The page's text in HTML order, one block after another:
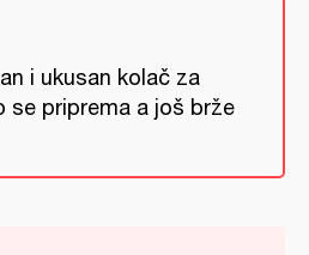
i ukusan kolač za
se priprema a još brže